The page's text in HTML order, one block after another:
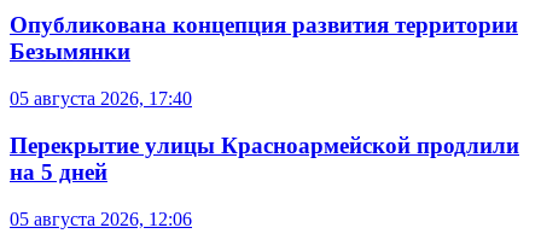
Опубликована концепция развития территории
Безымянки
05 августа 2026, 17:40
Перекрытие улицы Красноармейской продлили
на 5 дней
05 августа 2026, 12:06